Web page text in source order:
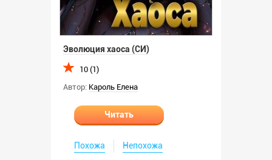
Эволюция хаоса (СИ)
10 (1)
Автор: Кароль Елена
Читать
Похожа Непохожа